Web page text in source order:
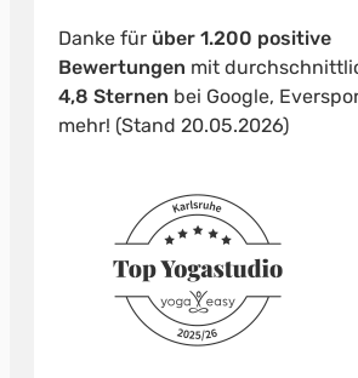
Danke für über 1.200 positive
Bewertungen mit
4,8 Sternen bei Google,
mehr! (Stand 20.05.2026)